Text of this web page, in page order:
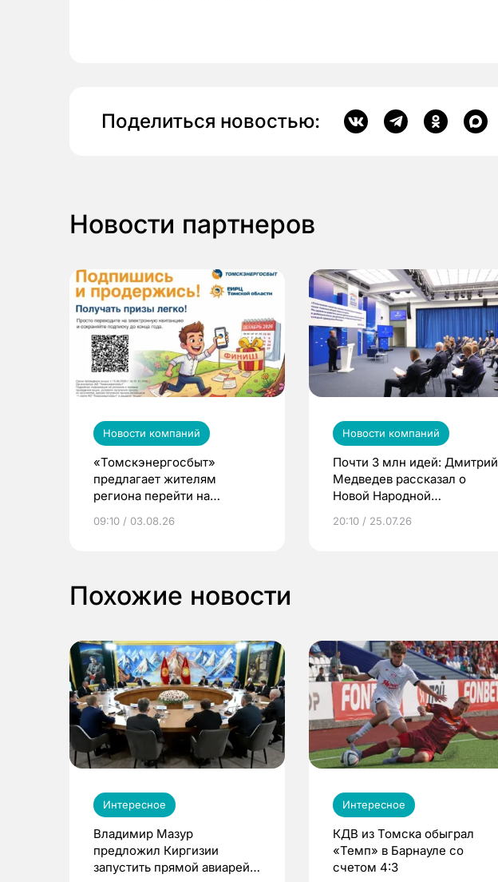
Поделиться новостью:
Новости партнеров
Новости компаний
«Томскэнергосбыт»
предлагает жителям
региона перейти на
выиграть призы
09:10 / 03.08.26
Новости компаний
Почти 3 млн идей: Дмитрий
Медведев рассказал о
Новой Народной
20:10 / 25.07.26
Похожие новости
Интересное
Владимир Мазур
предложил Киргизии
запустить прямой авиарейс
Интересное
КДВ из Томска обыграл
«Темп» в Барнауле со
счетом 4:3